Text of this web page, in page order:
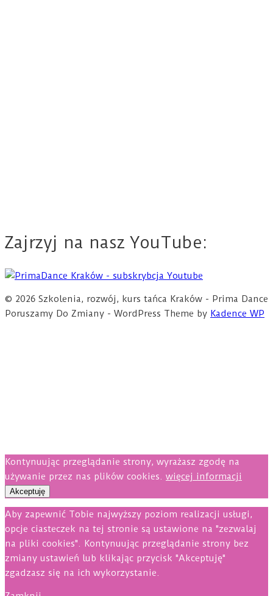
Zajrzyj na nasz YouTube:
© 2026 Szkolenia, rozwój, kurs tańca Kraków - Prima Dance
Poruszamy Do Zmiany - WordPress Theme by Kadence WP
Kontynuując przeglądanie strony, wyrażasz zgodę na
używanie przez nas plików cookies. więcej informacji
Akceptuję
Aby zapewnić Tobie najwyższy poziom realizacji usługi,
opcje ciasteczek na tej stronie są ustawione na "zezwalaj
na pliki cookies". Kontynuując przeglądanie strony bez
zmiany ustawień lub klikając przycisk "Akceptuję"
zgadzasz się na ich wykorzystanie.